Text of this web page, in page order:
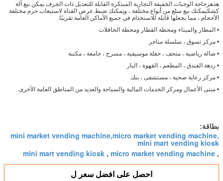
هذهزجاجة الوجبات الخفيفة التجارية المبتكرة القابلة للتعديل ذات الجرف يمكن بيع آلة
كشكيمكنك بيع سلع من أنواع مختلفة ، ويمكنك ضبط عرض القناة لاستيعاب حزم مختلفة
الأحجام ، مما يجعلها قابلة للاستخدام في جميع الأماكن العامة تقريبًا.
• المطار والميناء ومحطة القطار ومحطة الحافلات
• مركز تسوق ، سلسلة متاجر
• صالة رياضية ، متحف ، حفلة موسيقية ، مسرح ، جامعة ، مكتبة
• ردهة الفندق ، المطعم ، القهوة ، البار
• مركز رعاية صحية ، مستشفى ، بنك
• مبنى الأعمال ومركز الخدمات المالية والسياحة والعديد من المناطق العامة الأخرى.
بطاقة:
mini market vending machine,micro market vending machine,
mini mart vending kiosk
,
micro market vending machine
,
mini mart vending kiosk
احصل على افضل سعر ل